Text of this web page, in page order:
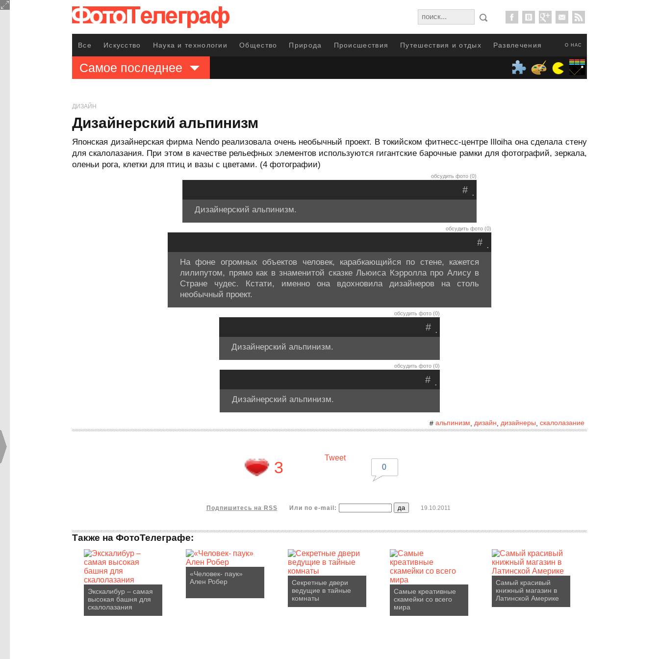
О НАС
Все Искусство Наука и технологии Общество Природа Происшествия Путешествия и отдых Развлечения
Самое последнее
ДИЗАЙН
Дизайнерский альпинизм
Японская дизайнерская фирма Nendo реализовала очень необычный проект. В токийском фитнесс-центре Illoiha она сделала стену
для скалолазания. При этом в качестве рельефных элементов используются гигантские барочные рамки для фотографий, зеркала,
оленьи рога, клетки для птиц и вазы с цветами. (4 фотографии)
обсудить фото (0)
.
#
Дизайнерский альпинизм.
обсудить фото (0)
.
#
На фоне огромных объектов человек, карабкающийся по стене, кажется
лилипутом, прямо как в знаменитой сказке Льюиса Кэрролла про Алису в
Стране чудес. Кстати, именно она вдохновила дизайнеров на столь
необычный проект.
обсудить фото (0)
.
#
Дизайнерский альпинизм.
обсудить фото (0)
.
#
Дизайнерский альпинизм.
# альпинизм дизайн дизайнеры скалолазание
3
Tweet
0
Подпишитесь на RSS Или по e-mail: 19.10.2011
Также на ФотоТелеграфе:
Экскалибур – самая
высокая башня для
скалолазания
«Человек- паук»
Ален Робер
Секретные двери
ведущие в тайные
комнаты
Самые креативные
скамейки со всего
мира
Самый красивый
книжный магазин в
Латинской Америке